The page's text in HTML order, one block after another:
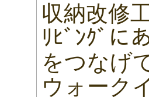
収納改修
ﾘﾋﾞﾝｸﾞに
をつなげ
ウォーク